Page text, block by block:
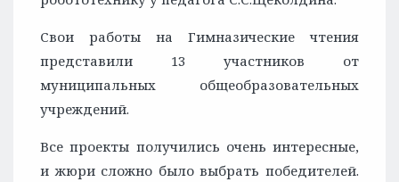
Свои работы на Гимназические чтения
представили 13 участников от
муниципальных общеобразовательных
учреждений.
Все проекты получились очень интересные,
и жюри сложно было выбрать победителей.